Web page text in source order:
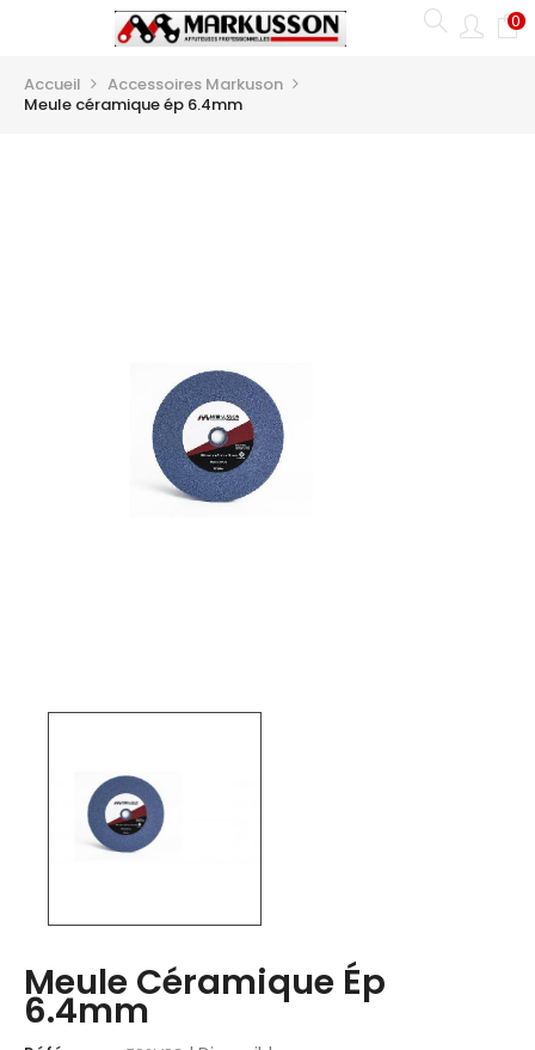
Basculer
navigation
0
Accueil
Accessoires Markuson
Meule céramique ép 6.4mm
Meule Céramique Ép
6.4mm